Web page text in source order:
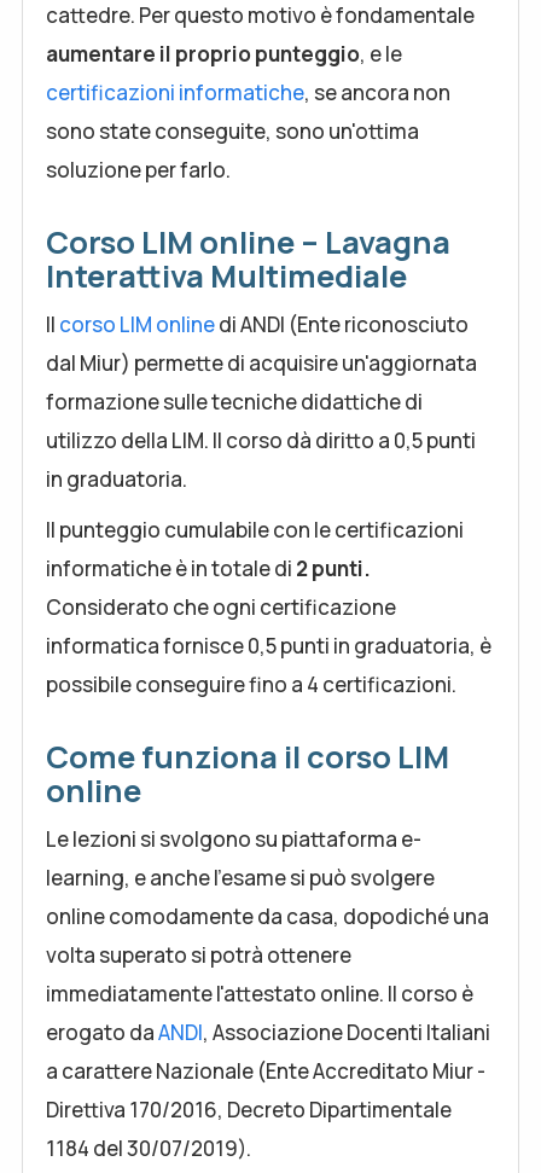
cattedre. Per questo motivo è fondamentale
aumentare il proprio punteggio, e le
certificazioni informatiche, se ancora non
sono state conseguite, sono un'ottima
soluzione per farlo.
Corso LIM online – Lavagna
Interattiva Multimediale
Il corso LIM onlinedi ANDI (Ente riconosciuto
dal Miur) permette di acquisire un'aggiornata
formazione sulle tecniche didattiche di
utilizzo della LIM. Il corso dà diritto a 0,5 punti
in graduatoria.
Il punteggio cumulabile con le certificazioni
informatiche è in totale di 2 punti.
Considerato che ogni certificazione
informatica fornisce 0,5 punti in graduatoria, è
possibile conseguire fino a 4 certificazioni.
Come funziona il corso LIM
online
Le lezioni si svolgono su piattaforma e-
learning, e anche l'esame si può svolgere
online comodamente da casa, dopodiché una
volta superato si potrà ottenere
immediatamente l'attestato online. Il corso è
erogato daANDI, Associazione Docenti Italiani
a carattere Nazionale (Ente Accreditato Miur -
Direttiva 170/2016, Decreto Dipartimentale
1184 del 30/07/2019).